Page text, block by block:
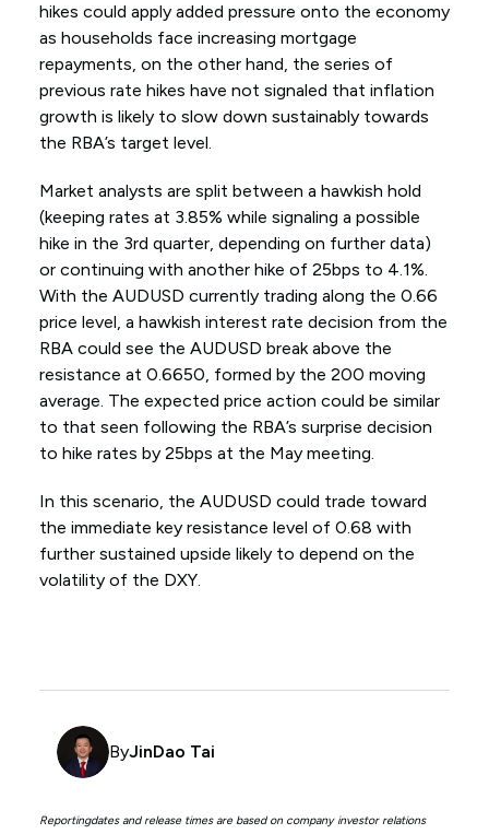
hikes could apply added pressure onto the economy
as households face increasing mortgage
repayments, on the other hand, the series of
previous rate hikes have not signaled that inflation
growth is likely to slow down sustainably towards
the RBA’s target level.
Market analysts are split between a hawkish hold
(keeping rates at 3.85% while signaling a possible
hike in the 3rd quarter, depending on further data)
or continuing with another hike of 25bps to 4.1%.
With the AUDUSD currently trading along the 0.66
price level, a hawkish interest rate decision from the
RBA could see the AUDUSD break above the
resistance at 0.6650, formed by the 200 moving
average. The expected price action could be similar
to that seen following the RBA’s surprise decision
to hike rates by 25bps at the May meeting.
In this scenario, the AUDUSD could trade toward
the immediate key resistance level of 0.68 with
further sustained upside likely to depend on the
volatility of the DXY.
ByJinDao Tai
Reportingdates and release times are based on company investor relations